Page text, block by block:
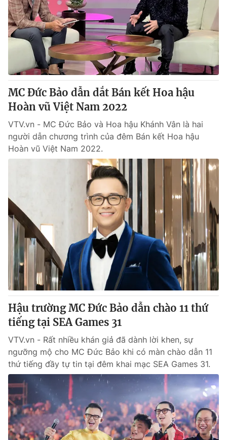
MC Đức Bảo dẫn dắt Bán kết Hoa hậu
Hoàn vũ Việt Nam 2022
VTV.vn - MC Đức Bảo và Hoa hậu Khánh Vân là hai
người dẫn chương trình của đêm Bán kết Hoa hậu
Hoàn vũ Việt Nam 2022.
Hậu trường MC Đức Bảo dẫn chào 11 thứ
tiếng tại SEA Games 31
VTV.vn - Rất nhiều khán giả đã dành lời khen, sự
ngưỡng mộ cho MC Đức Bảo khi có màn chào dẫn 11
thứ tiếng đầy tự tin tại đêm khai mạc SEA Games 31.